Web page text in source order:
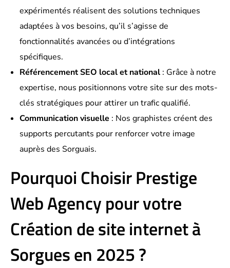
expérimentés réalisent des solutions techniques
adaptées à vos besoins, qu’il s’agisse de
fonctionnalités avancées ou d’intégrations
spécifiques.
Référencement SEO local et national: Grâce à notre
expertise, nous positionnons votre site sur des mots-
clés stratégiques pour attirer un trafic qualifié.
Communication visuelle : Nos graphistes créent des
supports percutants pour renforcer votre image
auprès des Sorguais.
Pourquoi Choisir Prestige
Web Agency pour votre
Création de site internet à
Sorgues en 2025 ?